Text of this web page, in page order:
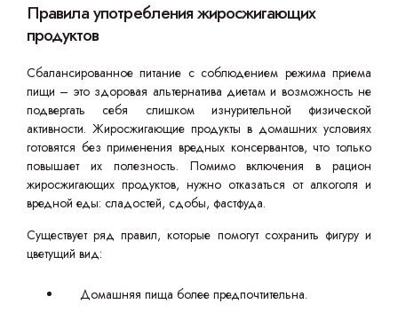
Правила употребления жиросжигающих
продуктов
Сбалансированное питание с соблюдением режима приема
пищи – это здоровая альтернатива диетам и возможность не
подвергать себя слишком изнурительной физической
активности. Жиросжигающие продукты в домашних условиях
готовятся без применения вредных консервантов, что только
повышает их полезность. Помимо включения в рацион
жиросжигающих продуктов, нужно отказаться от алкоголя и
вредной еды: сладостей, сдобы, фастфуда.
Существует ряд правил, которые помогут сохранить фигуру и
цветущий вид:
Домашняя пища более предпочтительна.